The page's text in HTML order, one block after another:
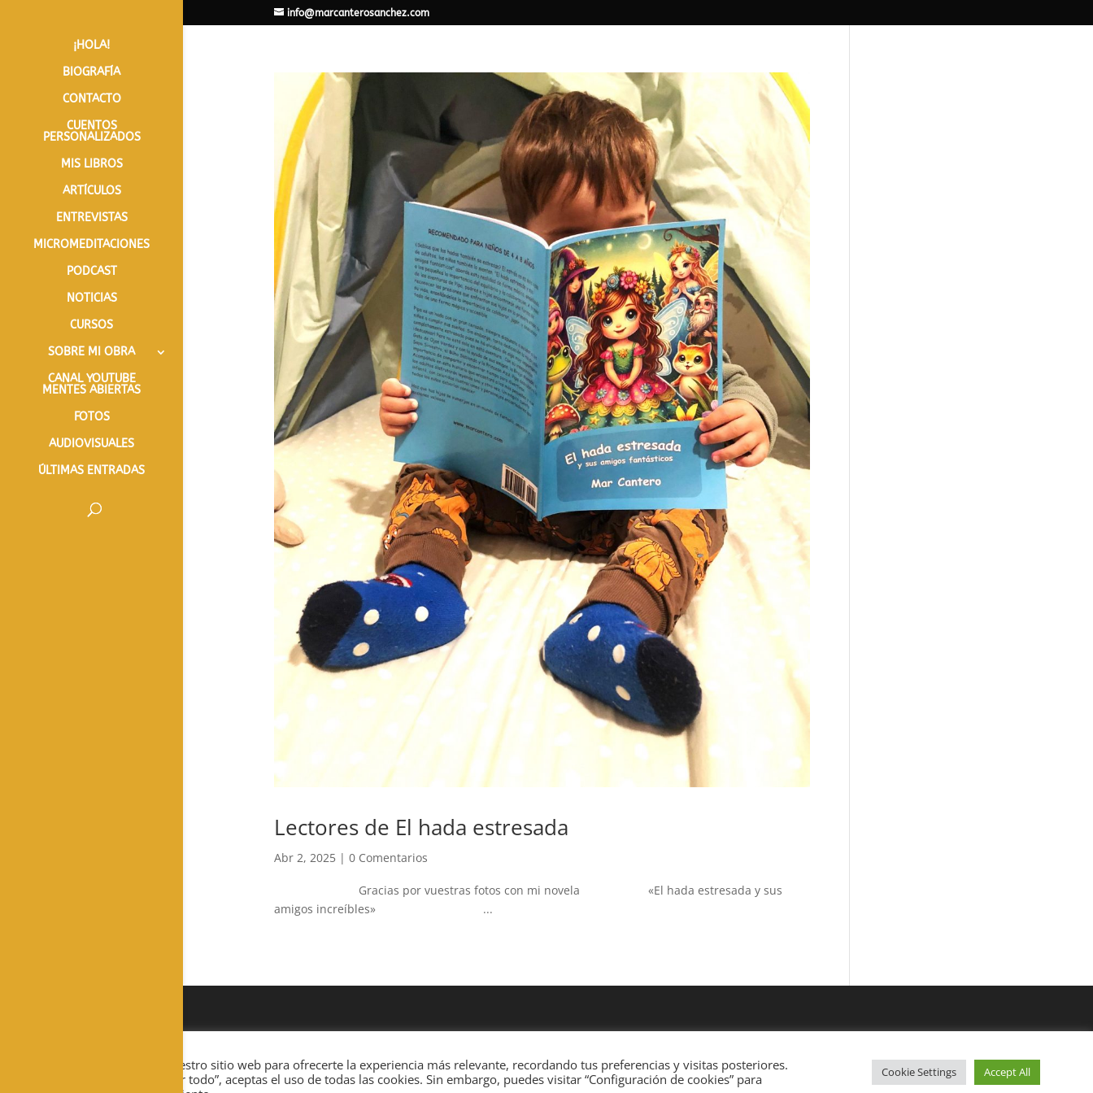
info@marcanterosanchez.com
¡HOLA!
BIOGRAFÍA
CONTACTO
CUENTOS
PERSONALIZADOS
MIS LIBROS
ARTÍCULOS
ENTREVISTAS
MICROMEDITACIONES
PODCAST
NOTICIAS
CURSOS
SOBRE MI OBRA
CANAL YOUTUBE
MENTES ABIERTAS
FOTOS
AUDIOVISUALES
ÚLTIMAS ENTRADAS
Lectores de El hada estresada
Abr 2, 2025| 0 Comentarios
Gracias por vuestras fotos con mi novela «El hada estresada y sus
amigos increíbles» ...
Usamos cookies en nuestro sitio web para ofrecerte la experiencia más relevante, recordando tus preferencias y visitas posteriores.
Al hacer clic en “Aceptar todo”, aceptas el uso de todas las cookies. Sin embargo, puedes visitar “Configuración de cookies” para
Cookie Settings Accept All